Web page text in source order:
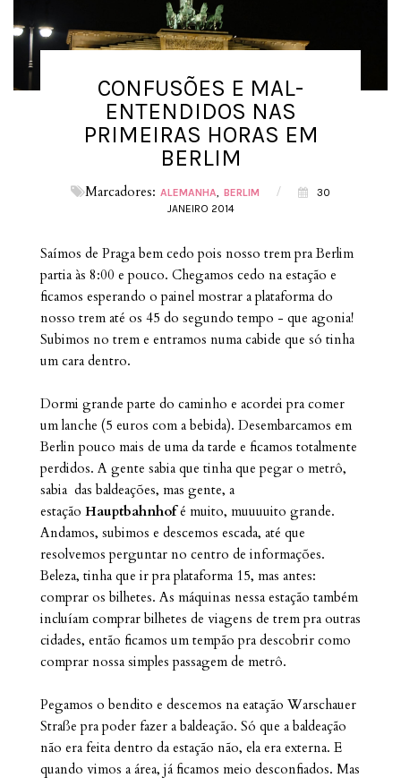
CONFUSÕES E MAL-
ENTENDIDOS NAS
PRIMEIRAS HORAS EM
BERLIM
Marcadores: ALEMANHA BERLIM /
30
JANEIRO 2014
Saímos de Praga bem cedo pois nosso trem pra Berlim
partia às 8:00 e pouco. Chegamos cedo na estação e
ficamos esperando o painel mostrar a plataforma do
nosso trem até os 45 do segundo tempo - que agonia!
Subimos no trem e entramos numa cabide que só tinha
um cara dentro.
Dormi grande parte do caminho e acordei pra comer
um lanche (5 euros com a bebida). Desembarcamos em
Berlin pouco mais de uma da tarde e ficamos totalmente
perdidos. A gente sabia que tinha que pegar o metrô,
sabia das baldeações, mas gente, a
estação Hauptbahnhofé muito, muuuuito grande.
Andamos, subimos e descemos escada, até que
resolvemos perguntar no centro de informações.
Beleza, tinha que ir pra plataforma 15, mas antes:
comprar os bilhetes. As máquinas nessa estação também
incluíam comprar bilhetes de viagens de trem pra outras
cidades, então ficamos um tempão pra descobrir como
comprar nossa simples passagem de metrô.
Pegamos o bendito e descemos na eatação Warschauer
Straße pra poder fazer a baldeação. Só que a baldeação
não era feita dentro da estação não, ela era externa. E
quando vimos a área, já ficamos meio desconfiados. Mas